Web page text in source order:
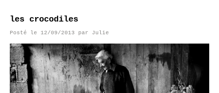
les crocodiles
Posté le 12/09/2013 par Julie